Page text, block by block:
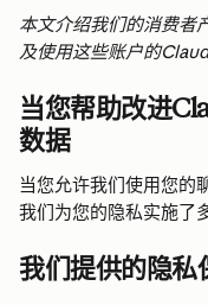
本文介绍我们的消费者
及使用这些账户的
当您帮助改进
数据
当您允许我们使用您的
我们为您的隐私实施了
我们提供的隐私